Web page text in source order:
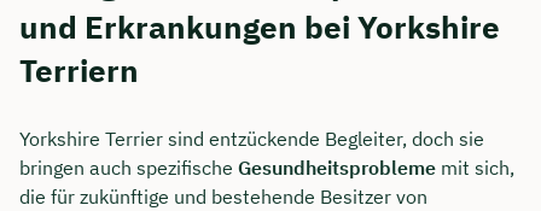
und Erkrankungen bei Yorkshire
Terriern
Yorkshire Terrier sind entzückende Begleiter, doch sie
bringen auch spezifische Gesundheitsprobleme mit sich,
die für zukünftige und bestehende Besitzer von
Dauer: ca. 30 Minuten
Kostenfrei & unverbindlich
🗓️ Wählen Sie jetzt Ihren Wunschtermin: